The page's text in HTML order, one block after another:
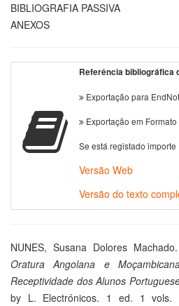
BIBLIOGRAFIA PASSIVA
ANEXOS
Referência bibliográfica
Exportação para
Exportação em Formato
Se está registado importe
Versão Web
Versão do texto
NUNES, Susana Dolores
Oratura Angolana e
Receptividade dos Alunos
by L. Electrónicos. 1 ed. 1 vols.